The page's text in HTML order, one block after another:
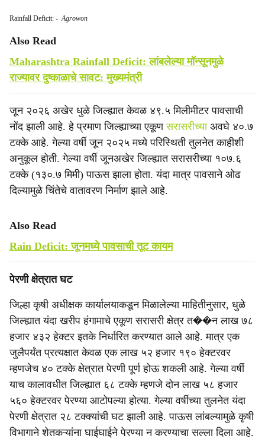
Rainfall Deficit: -Agrowon
Also Read
Maharashtra Rainfall Deficit: लांबलेल्या मॉन्सूनमुळे
राज्यावर दुष्काळाचे सावट: मुख्यमंत्री
जून २०२६ अखेर धुळे जिल्ह्यात केवळ ४९.५ मिलीमीटर पावसाची
नोंद झाली आहे. हे प्रमाण जिल्ह्याच्या एकूणसरासरीच्या अवघे ४०.७
टक्के आहे. गेल्या वर्षी जून २०२५ मध्ये परिस्थिती तुलनेत काहीशी
अनुकूल होती. गेल्या वर्षी जूनअखेर जिल्ह्यात सरासरीच्या १०७.६
टक्के (१३०.७ मिमी) पाऊस झाला होता. यंदा मात्र पावसाने ओढ
दिल्यामुळे चिंतेचे वातावरण निर्माण झाले आहे.
Also Read
Rain Deficit: जूनमध्ये पावसाची तूट कायम
पेरणी क्षेत्रात घट
जिल्हा कृषी अधीक्षक कार्यालयाकडून मिळालेल्या माहितीनुसार, धुळे
जिल्ह्यात यंदा खरीप हंगामाचे एकूण सरासरी क्षेत्र त��न लाख ७८
हजार ४३२ हेक्टर इतके निर्धारित करण्यात आले आहे. मात्र एक
जुलैपर्यंत प्रत्यक्षात केवळ एक लाख ५२ हजार १९० हेक्टरवर
म्हणजेच ४० टक्के क्षेत्रात पेरणी पूर्ण होऊ शकली आहे. गेल्या वर्षी
याच कालावधीत जिल्ह्यात ६८ टक्के म्हणजे दोन लाख ५८ हजार
५६० हेक्टरवर पेरण्या आटोपल्या होत्या. गेल्या वर्षीच्या तुलनेत यंदा
पेरणी क्षेत्रात २८ टक्क्यांची घट झाली आहे. पाऊस लांबल्यामुळे कृषी
विभागाने शेतकऱ्यांना घाईघाईने पेरण्या न करण्याचा सल्ला दिला आहे.